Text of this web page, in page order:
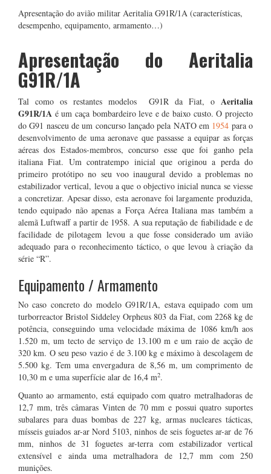
Apresentação do avião militar Aeritalia G91R/1A (características,
desempenho, equipamento, armamento…)
Apresentação do Aeritalia
G91R/1A
Tal como os restantes modelos G91R da Fiat, o Aeritalia
G91R/1A é um caça bombardeiro leve e de baixo custo. O projecto
do G91 nasceu de um concurso lançado pela NATO em 1954 para o
desenvolvimento de uma aeronave que passasse a equipar as forças
aéreas dos Estados-membros, concurso esse que foi ganho pela
italiana Fiat. Um contratempo inicial que originou a perda do
primeiro protótipo no seu voo inaugural devido a problemas no
estabilizador vertical, levou a que o objectivo inicial nunca se viesse
a concretizar. Apesar disso, esta aeronave foi largamente produzida,
tendo equipado não apenas a Força Aérea Italiana mas também a
alemã Luftwaff a partir de 1958. A sua reputação de fiabilidade e de
facilidade de pilotagem levou a que fosse considerado um avião
adequado para o reconhecimento táctico, o que levou à criação da
série “R”.
Equipamento / Armamento
No caso concreto do modelo G91R/1A, estava equipado com um
turborreactor Bristol Siddeley Orpheus 803 da Fiat, com 2268 kg de
potência, conseguindo uma velocidade máxima de 1086 km/h aos
1.520 m, um tecto de serviço de 13.100 m e um raio de acção de
320 km. O seu peso vazio é de 3.100 kg e máximo à descolagem de
5.500 kg. Tem uma envergadura de 8,56 m, um comprimento de
10,30 m e uma superfície alar de 16,4 m2.
Quanto ao armamento, está equipado com quatro metralhadoras de
12,7 mm, três câmaras Vinten de 70 mm e possui quatro suportes
subalares para duas bombas de 227 kg, armas nucleares tácticas,
mísseis guiados ar-ar Nord 5103, ninhos de seis foguetes ar-ar de 76
mm, ninhos de 31 foguetes ar-terra com estabilizador vertical
extensível e ainda uma metralhadora de 12,7 mm com 250
munições.